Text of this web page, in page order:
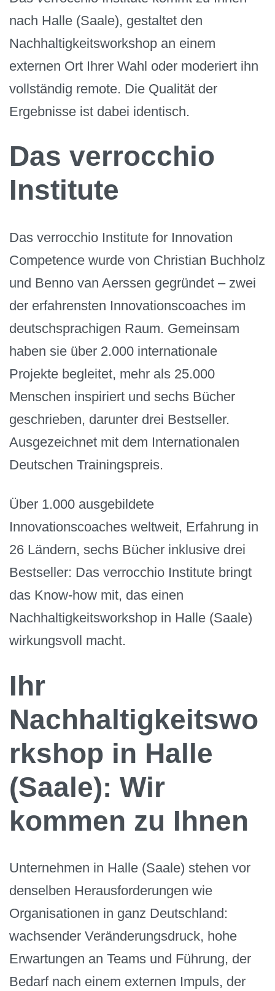
nach Halle (Saale), gestaltet den
Nachhaltigkeitsworkshop an einem
externen Ort Ihrer Wahl oder moderiert ihn
vollständig remote. Die Qualität der
Ergebnisse ist dabei identisch.
Das verrocchio
Institute
Das verrocchio Institute for Innovation
Competence wurde von Christian Buchholz
und Benno van Aerssen gegründet – zwei
der erfahrensten Innovationscoaches im
deutschsprachigen Raum. Gemeinsam
haben sie über 2.000 internationale
Projekte begleitet, mehr als 25.000
Menschen inspiriert und sechs Bücher
geschrieben, darunter drei Bestseller.
Ausgezeichnet mit dem Internationalen
Deutschen Trainingspreis.
Über 1.000 ausgebildete
Innovationscoaches weltweit, Erfahrung in
26 Ländern, sechs Bücher inklusive drei
Bestseller: Das verrocchio Institute bringt
das Know-how mit, das einen
Nachhaltigkeitsworkshop in Halle (Saale)
wirkungsvoll macht.
Ihr
Nachhaltigkeitswo
rkshop in Halle
(Saale): Wir
kommen zu Ihnen
Unternehmen in Halle (Saale) stehen vor
denselben Herausforderungen wie
Organisationen in ganz Deutschland:
wachsender Veränderungsdruck, hohe
Erwartungen an Teams und Führung, der
Bedarf nach einem externen Impuls, der